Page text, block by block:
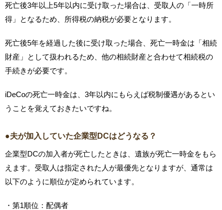
死亡後3年以上5年以内に受け取った場合は、受取人の「一時所
得」となるため、所得税の納税が必要となります。
死亡後5年を経過した後に受け取った場合、死亡一時金は「相続
財産」として扱われるため、他の相続財産と合わせて相続税の
手続きが必要です。
iDeCoの死亡一時金は、3年以内にもらえば税制優遇があるとい
うことを覚えておきたいですね。
●夫が加入していた企業型DCはどうなる？
企業型DCの加入者が死亡したときは、遺族が死亡一時金をもら
えます。受取人は指定された人が最優先となりますが、通常は
以下のように順位が定められています。
・第1順位：配偶者